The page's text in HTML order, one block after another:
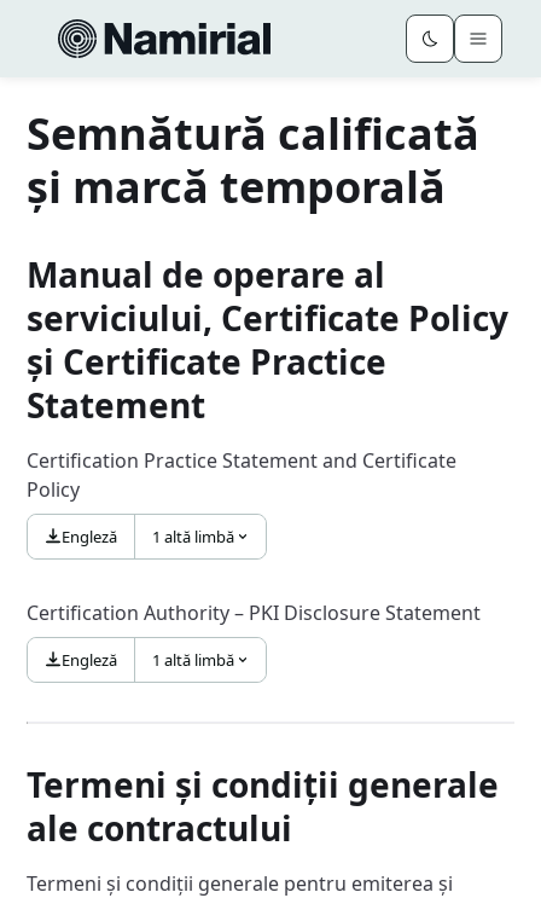
Semnătură calificată
și marcă temporală
Manual de operare al
serviciului, Certificate Policy
și Certificate Practice
Statement
Certification Practice Statement and Certificate
Policy
Engleză 1 altă limbă
Certification Authority – PKI Disclosure Statement
Engleză 1 altă limbă
Termeni și condiții generale
ale contractului
Termeni și condiții generale pentru emiterea și